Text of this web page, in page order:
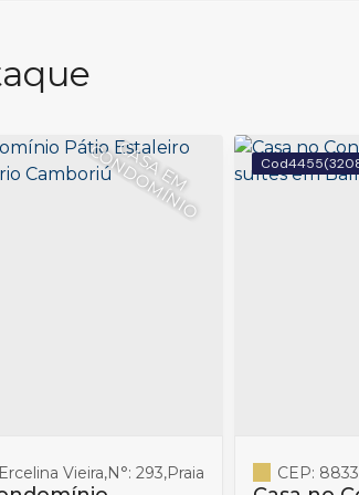
,Brasil
C
A
S
A
E
M
C
O
N
D
O
M
Í
N
I
O
Vieira,N°: 293,Praia do Estaleiro ,
4455
CEP: